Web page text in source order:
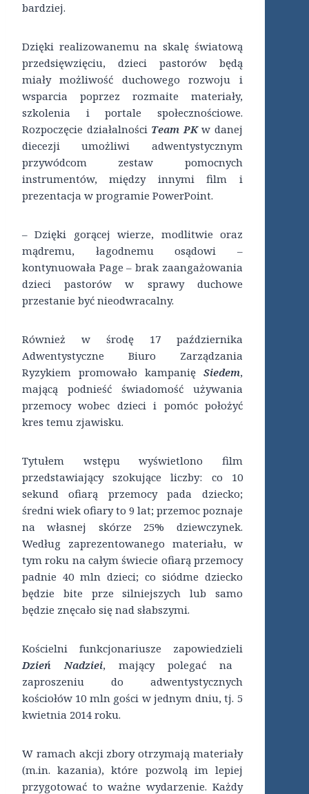
bardziej.
Dzięki realizowanemu na skalę światową
przedsięwzięciu, dzieci pastorów będą
miały możliwość duchowego rozwoju i
wsparcia poprzez rozmaite materiały,
szkolenia i portale społecznościowe.
Rozpoczęcie działalności Team PKw danej
diecezji umożliwi adwentystycznym
przywódcom zestaw pomocnych
instrumentów, między innymi film i
prezentacja w programie PowerPoint.
– Dzięki gorącej wierze, modlitwie oraz
mądremu, łagodnemu osądowi –
kontynuowała Page – brak zaangażowania
dzieci pastorów w sprawy duchowe
przestanie być nieodwracalny.
Również w środę 17 października
Adwentystyczne Biuro Zarządzania
Ryzykiem promowało kampanię Siedem,
mającą podnieść świadomość używania
przemocy wobec dzieci i pomóc położyć
kres temu zjawisku.
Tytułem wstępu wyświetlono film
przedstawiający szokujące liczby: co 10
sekund ofiarą przemocy pada dziecko;
średni wiek ofiary to 9 lat; przemoc poznaje
na własnej skórze 25% dziewczynek.
Według zaprezentowanego materiału, w
tym roku na całym świecie ofiarą przemocy
padnie 40 mln dzieci; co siódme dziecko
będzie bite prze silniejszych lub samo
będzie znęcało się nad słabszymi.
Kościelni funkcjonariusze zapowiedzieli
Dzień Nadziei, mający polegać na
zaproszeniu do adwentystycznych
kościołów 10 mln gości w jednym dniu, tj. 5
kwietnia 2014 roku.
W ramach akcji zbory otrzymają materiały
(m.in. kazania), które pozwolą im lepiej
przygotować to ważne wydarzenie. Każdy